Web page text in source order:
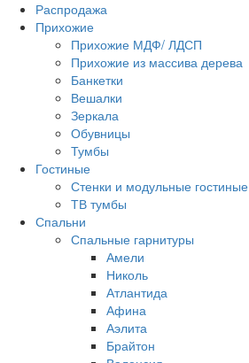
Распродажа
Прихожие
Прихожие МДФ/ ЛДСП
Прихожие из массива дерева
Банкетки
Вешалки
Зеркала
Обувницы
Тумбы
Гостиные
Стенки и модульные гостиные
ТВ тумбы
Спальни
Спальные гарнитуры
Амели
Николь
Атлантида
Афина
Аэлита
Брайтон